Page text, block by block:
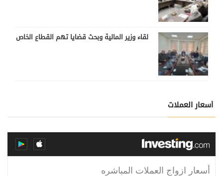
لقاء وزير المالية وبحث قضايا تهم القطاع الخاص
أسعار العملات